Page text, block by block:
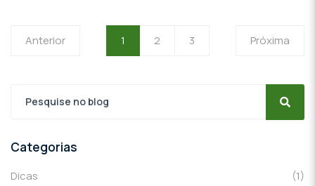
Anterior 1 2 3 Próxima
Categorias
Dicas
(1)